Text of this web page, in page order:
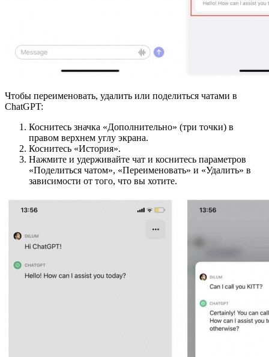
Чтобы переименовать, удалить или поделиться чатами в
ChatGPT:
Коснитесь значка «Дополнительно» (три точки) в
правом верхнем углу экрана.
Коснитесь «История».
Нажмите и удерживайте чат и коснитесь параметров
«Поделиться чатом», «Переименовать» и «Удалить» в
зависимости от того, что вы хотите.